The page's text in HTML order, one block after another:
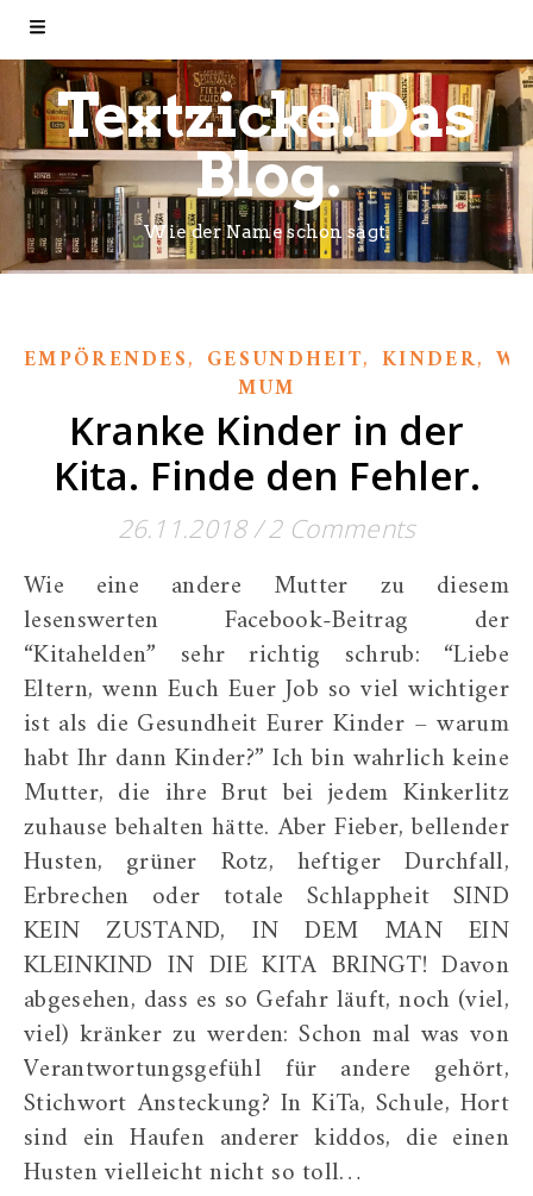
Textzicke. Das
Blog.
Wie der Name schon sagt.
EMPÖRENDES, GESUNDHEIT, KINDER,
MUM
Kranke Kinder in der
Kita. Finde den Fehler.
26.11.2018/ 2 Comments
Wie eine andere Mutter zu diesem
lesenswerten Facebook-Beitrag der
“Kitahelden” sehr richtig schrub: “Liebe
Eltern, wenn Euch Euer Job so viel wichtiger
ist als die Gesundheit Eurer Kinder – warum
habt Ihr dann Kinder?” Ich bin wahrlich keine
Mutter, die ihre Brut bei jedem Kinkerlitz
zuhause behalten hätte. Aber Fieber, bellender
Husten, grüner Rotz, heftiger Durchfall,
Erbrechen oder totale Schlappheit SIND
KEIN ZUSTAND, IN DEM MAN EIN
KLEINKIND IN DIE KITA BRINGT! Davon
abgesehen, dass es so Gefahr läuft, noch (viel,
viel) kränker zu werden: Schon mal was von
Verantwortungsgefühl für andere gehört,
Stichwort Ansteckung? In KiTa, Schule, Hort
sind ein Haufen anderer kiddos, die einen
Husten vielleicht nicht so toll…